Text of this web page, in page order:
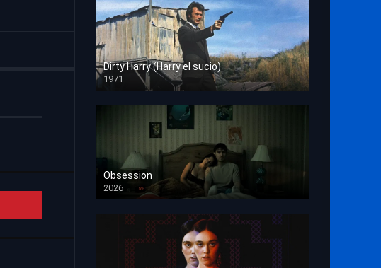
Dirty Harry (Harry el sucio)
1971
HD 1080p
Obsession
2026
HD 1080p